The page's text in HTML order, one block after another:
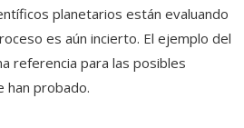
planetarios están evaluando
es aún incierto. El ejemplo del
referencia para las posibles
han probado.